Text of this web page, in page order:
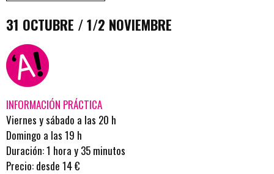
31 OCTUBRE / 1/2 NOVIEMBRE
INFORMACIÓN PRÁCTICA
Viernes y sábado a las 20 h
Domingo a las 19 h
Duración: 1 hora y 35 minutos
Precio: desde 14 €